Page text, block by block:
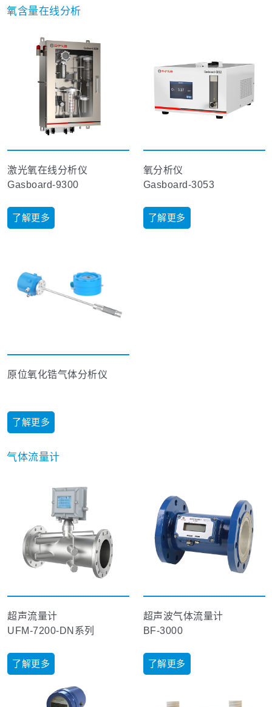
氧含量在线分析
激光氧在线分析仪
Gasboard-9300
了解更多
氧分析仪
Gasboard-3053
了解更多
原位氧化锆气体分析仪
了解更多
气体流量计
超声流量计
UFM-7200-DN系列
了解更多
超声波气体流量计
BF-3000
了解更多